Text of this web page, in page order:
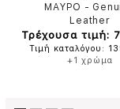
ΜΑΥΡΟ -
Leather
Τρέχουσα τιμή:
Τιμή καταλόγου:
+1 χρώμα